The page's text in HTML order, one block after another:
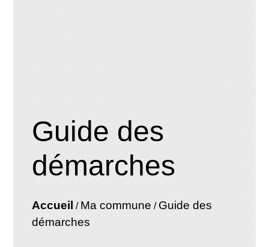
Guide des
démarches
Accueil / Ma commune / Guide des
démarches